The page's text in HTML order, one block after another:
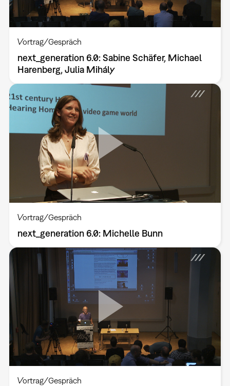
Vortrag/Gespräch
next_generation 6.0: Sabine Schäfer, Michael
Harenberg, Julia Mihály
Vortrag/Gespräch
next_generation 6.0: Michelle Bunn
Vortrag/Gespräch